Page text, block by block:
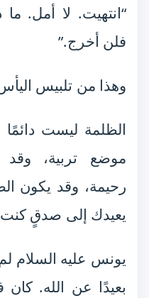
“انتهيت. لا أمل.
فلن أخرج.”
وهذا من تلبيس
الظلمة ليست
موضع تربية،
رحيمة، وقد يكون
يعيدك إلى صدقٍ كنت
يونس عليه السلام
بعيدًا عن الله.